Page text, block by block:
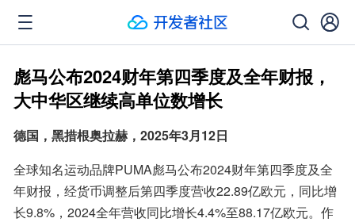
彪马公布2024财年第四季度及全年财报，
大中华区继续高单位数增长
德国，黑措根奥拉赫，2025年3月12日
全球知名运动品牌PUMA彪马公布2024财年第四季度及全
年财报，经货币调整后第四季度营收22.89亿欧元，同比增
长9.8%，2024全年营收同比增长4.4%至88.17亿欧元。作